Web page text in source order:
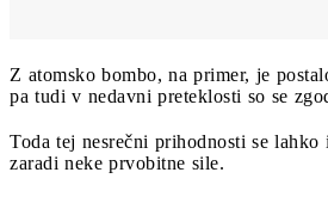
Z atomsko bombo, na primer, je
pa tudi v nedavni preteklosti so se
Toda tej nesrečni prihodnosti se
zaradi neke prvobitne sile.